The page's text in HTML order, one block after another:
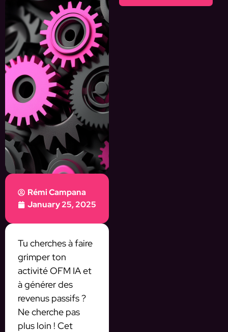
Rémi Campana
January 25, 2025
Tu cherches à faire
grimper ton
activité OFM IA et
à générer des
revenus passifs ?
Ne cherche pas
plus loin ! Cet